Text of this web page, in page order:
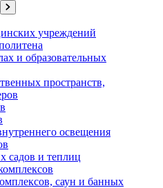
учреждений
и образовательных
пространств,
освещения
садов и теплиц
саун и банных